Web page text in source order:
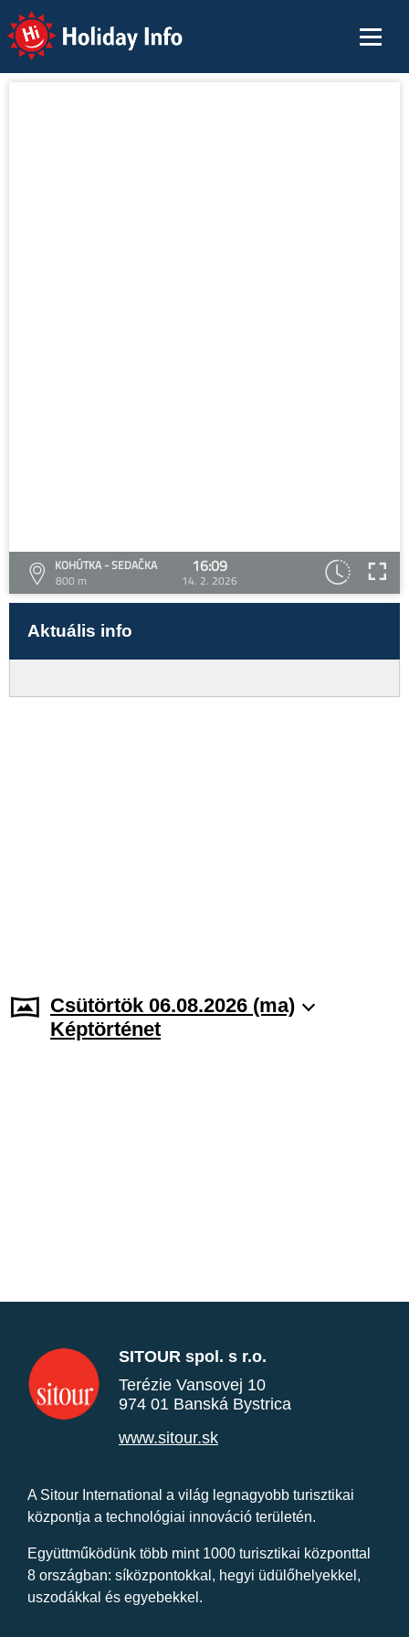
Holiday Info
KOHÚTKA - SEDAČKA
800 m
16:09
14. 2. 2026
Aktuális info
Csütörtök 06.08.2026 (ma)
Képtörténet
SITOUR spol. s r.o.
Terézie Vansovej 10
974 01 Banská Bystrica
www.sitour.sk
A Sitour International a világ legnagyobb turisztikai
központja a technológiai innováció területén.
Együttműködünk több mint 1000 turisztikai központtal
8 országban: síközpontokkal, hegyi üdülőhelyekkel,
uszodákkal és egyebekkel.